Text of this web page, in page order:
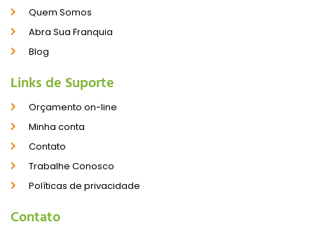
Quem Somos
Abra Sua Franquia
Blog
Links de Suporte
Orçamento on-line
Minha conta
Contato
Trabalhe Conosco
Políticas de privacidade
Contato